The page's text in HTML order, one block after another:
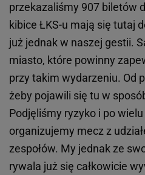
przekazaliśmy 907 biletów
kibice ŁKS-u mają się tutaj
już jednak w naszej gestii.
miasto, które powinny
przy takim wydarzeniu. Od
żeby pojawili się tu w
Podjęliśmy ryzyko i po
organizujemy mecz z
zespołów. My jednak ze
rywala już się całkowicie